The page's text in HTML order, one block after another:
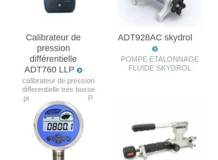
Calibrateur de
pression
différentielle
ADT760 LLP
calibrateur de pression
differentielle tres basse
pression ADT760 LLP
ADT928AC skydrol
POMPE ETALONNAGE
FLUIDE SKYDROL